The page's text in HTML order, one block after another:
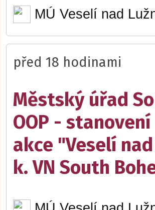
MÚ Veselí nad
před 18 hodinami
Městský úřad
OOP -
akce "Veselí
k. VN South